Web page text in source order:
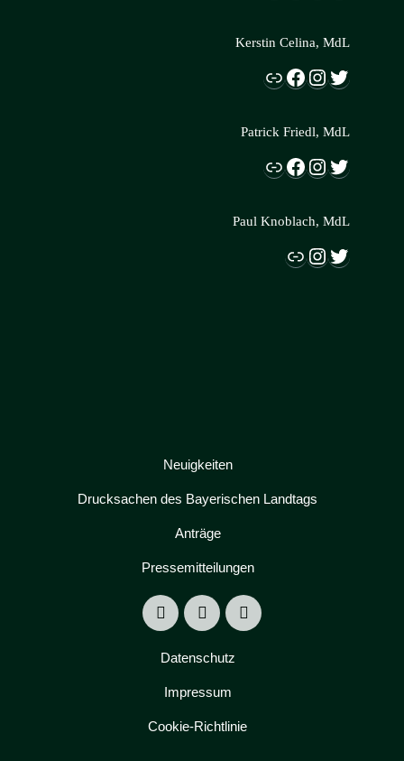
Kerstin Celina, MdL
Link Facebook InstagramTwitter
Patrick Friedl, MdL
Link Facebook InstagramTwitter
Paul Knoblach, MdL
Link InstagramTwitter
Neuigkeiten
Drucksachen des Bayerischen Landtags
Anträge
Pressemitteilungen
Datenschutz
Impressum
Cookie-Richtlinie